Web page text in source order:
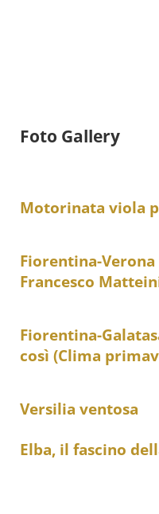
Foto Gallery
Motorinata viola
Fiorentina-
Francesco
Fiorentina-
così (Clima
Versilia ventosa
Elba, il fascino